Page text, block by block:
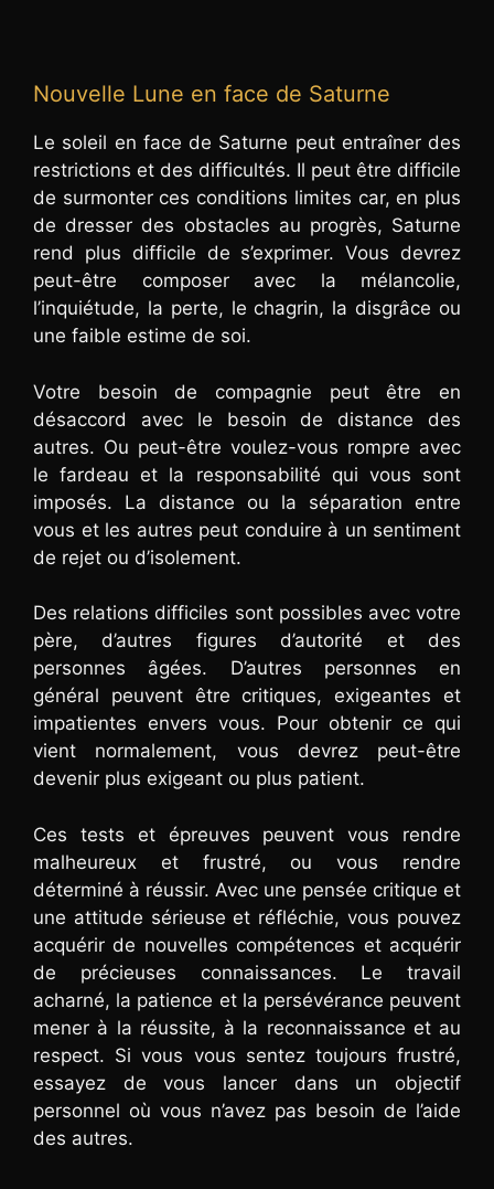
Nouvelle Lune en face de Saturne
Le soleil en face de Saturne peut entraîner des
restrictions et des difficultés. Il peut être difficile
de surmonter ces conditions limites car, en plus
de dresser des obstacles au progrès, Saturne
rend plus difficile de s’exprimer. Vous devrez
peut-être composer avec la mélancolie,
l’inquiétude, la perte, le chagrin, la disgrâce ou
une faible estime de soi.
Votre besoin de compagnie peut être en
désaccord avec le besoin de distance des
autres. Ou peut-être voulez-vous rompre avec
le fardeau et la responsabilité qui vous sont
imposés. La distance ou la séparation entre
vous et les autres peut conduire à un sentiment
de rejet ou d’isolement.
Des relations difficiles sont possibles avec votre
père, d’autres figures d’autorité et des
personnes âgées. D’autres personnes en
général peuvent être critiques, exigeantes et
impatientes envers vous. Pour obtenir ce qui
vient normalement, vous devrez peut-être
devenir plus exigeant ou plus patient.
Ces tests et épreuves peuvent vous rendre
malheureux et frustré, ou vous rendre
déterminé à réussir. Avec une pensée critique et
une attitude sérieuse et réfléchie, vous pouvez
acquérir de nouvelles compétences et acquérir
de précieuses connaissances. Le travail
acharné, la patience et la persévérance peuvent
mener à la réussite, à la reconnaissance et au
respect. Si vous vous sentez toujours frustré,
essayez de vous lancer dans un objectif
personnel où vous n’avez pas besoin de l’aide
des autres.